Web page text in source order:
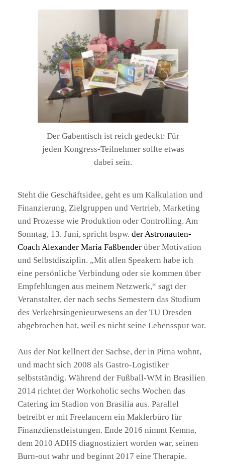
Der Gabentisch ist reich gedeckt: Für
jeden Kongress-Teilnehmer sollte etwas
dabei sein.
Steht die Geschäftsidee, geht es um Kalkulation und
Finanzierung, Zielgruppen und Vertrieb, Marketing
und Prozesse wie Produktion oder Controlling. Am
Sonntag, 13. Juni, spricht bspw. der Astronauten-
Coach Alexander Maria Faßbender über Motivation
und Selbstdisziplin. „Mit allen Speakern habe ich
eine persönliche Verbindung oder sie kommen über
Empfehlungen aus meinem Netzwerk,“ sagt der
Veranstalter, der nach sechs Semestern das Studium
des Verkehrsingenieurwesens an der TU Dresden
abgebrochen hat, weil es nicht seine Lebensspur war.
Aus der Not kellnert der Sachse, der in Pirna wohnt,
und macht sich 2008 als Gastro-Logistiker
selbstständig. Während der Fußball-WM in Brasilien
2014 richtet der Workoholic sechs Wochen das
Catering im Stadion von Brasilia aus. Parallel
betreibt er mit Freelancern ein Maklerbüro für
Finanzdienstleistungen. Ende 2016 nimmt Kemna,
dem 2010 ADHS diagnostiziert worden war, seinen
Burn-out wahr und beginnt 2017 eine Therapie.